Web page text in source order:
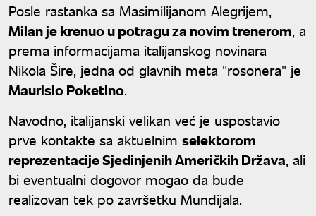
Posle rastanka sa Masimilijanom Alegrijem,
Milan je krenuo u potragu za novim trenerom, a
prema informacijama italijanskog novinara
Nikola Šire, jedna od glavnih meta "rosonera" je
Maurisio Poketino.
Navodno, italijanski velikan već je uspostavio
prve kontakte sa aktuelnim selektorom
reprezentacije Sjedinjenih Američkih Država, ali
bi eventualni dogovor mogao da bude
realizovan tek po završetku Mundijala.